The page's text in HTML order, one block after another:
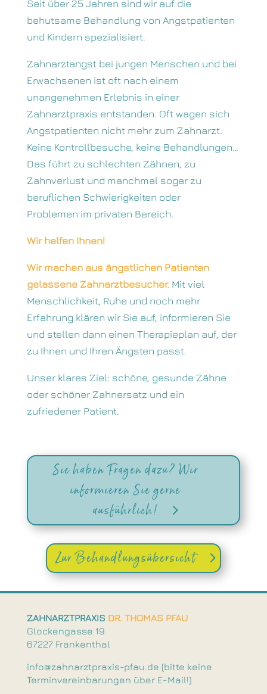
Seit über 25 Jahren sind wir auf die
behutsame Behandlung von Angstpatienten
und Kindern spezialisiert.
Zahnarztangst bei jungen Menschen und bei
Erwachsenen ist oft nach einem
unangenehmen Erlebnis in einer
Zahnarztpraxis entstanden. Oft wagen sich
Angstpatienten nicht mehr zum Zahnarzt.
Keine Kontrollbesuche, keine Behandlungen…
Das führt zu schlechten Zähnen, zu
Zahnverlust und manchmal sogar zu
beruflichen Schwierigkeiten oder
Problemen im privaten Bereich.
Wir helfen Ihnen!
Wir machen aus ängstlichen Patienten
gelassene Zahnarztbesucher. Mit viel
Menschlichkeit, Ruhe und noch mehr
Erfahrung klären wir Sie auf, informieren Sie
und stellen dann einen Therapieplan auf, der
zu Ihnen und Ihren Ängsten passt.
Unser klares Ziel: schöne, gesunde Zähne
oder schöner Zahnersatz und ein
zufriedener Patient.
Sie haben Fragen dazu? Wir
informieren Sie gerne
ausführlich!
Zur Behandlungsübersicht
ZAHNARZTPRAXIS DR. THOMAS PFAU
Glockengasse 19
67227 Frankenthal
info@zahnarztpraxis-pfau.de (bitte keine
Terminvereinbarungen über E-Mail!)